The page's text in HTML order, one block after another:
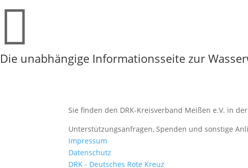

Die unabhängige Informationsseite zur
Sie finden den DRK-Kreisverband Meißen e.V. in
Unterstützungsanfragen, Spenden und sonstige
Impressum
Datenschutz
DRK - Deutsches Rote Kreuz